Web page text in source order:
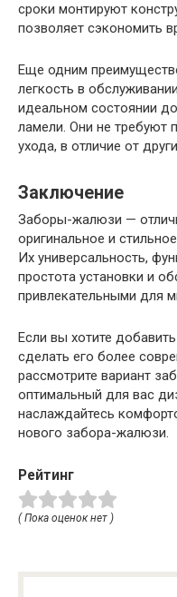
сроки монтируют
позволяет сэкономить
Еще одним
легкость в
идеальном состоянии
ламели. Они не требуют
ухода, в отличие от
Заключение
Заборы-жалюзи —
оригинальное и
Их универсальность,
простота установки и
привлекательными для
Если вы хотите
сделать его более
рассмотрите вариант
оптимальный для вас
наслаждайтесь
нового забора-жалюзи.
Рейтинг
( Пока оценок нет )